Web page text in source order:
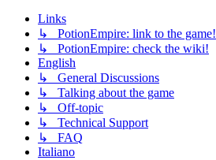
Links
↳ PotionEmpire: link to the game!
↳ PotionEmpire: check the wiki!
English
↳ General Discussions
↳ Talking about the game
↳ Off-topic
↳ Technical Support
↳ FAQ
Italiano